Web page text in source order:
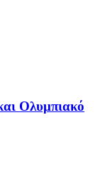
Ολυμπιακό